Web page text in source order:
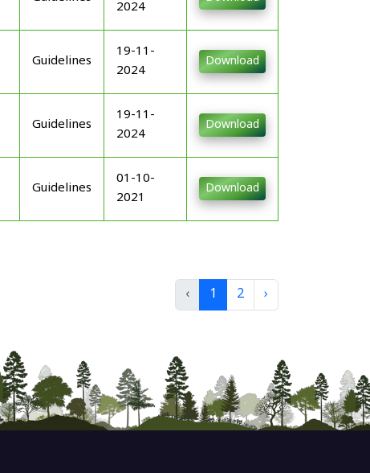
2024
Guidelines
19-11-
2024
Download
Guidelines
19-11-
2024
Download
Guidelines
01-10-
2021
Download
‹ 1 2 ›